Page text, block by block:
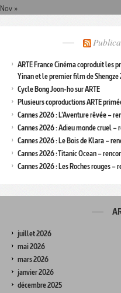
Nov »
ARTE France Cinéma coproduit les
Yinan et le premier film de Shengze
Cycle Bong Joon-ho sur ARTE
Plusieurs coproductions ARTE
Cannes 2026 : L’Aventure rêvée –
Cannes 2026 : Adieu monde cruel –
Cannes 2026 : Le Bois de Klara –
Cannes 2026 : Titanic Ocean –
Cannes 2026 : Les Roches rouges
juillet 2026
mai 2026
mars 2026
janvier 2026
décembre 2025